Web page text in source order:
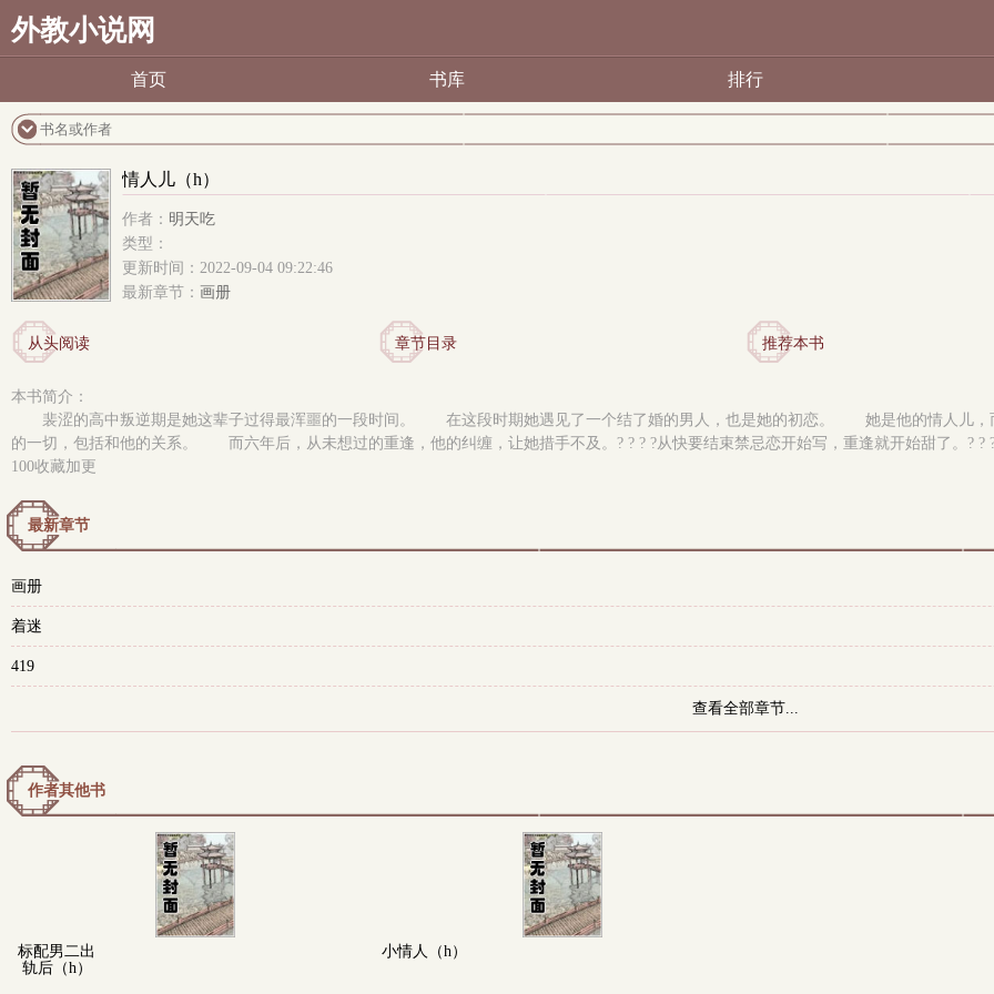
外教小说网
首页 书库 排行
情人儿（h）
作者： 明天吃
类型：
更新时间：2022-09-04 09:22:46
最新章节： 画册
从头阅读 章节目录 推荐本书
本书简介：
裴涩的高中叛逆期是她这辈子过得最浑噩的一段时间。 在这段时期她遇见了一个结了婚的男人，也是她的初恋。 她是他的情人儿
的一切，包括和他的关系。 而六年后，从未想过的重逢，他的纠缠，让她措手不及。? ? ? ?从快要结束禁忌恋开始写，重逢就开始甜了。? ?
100收藏加更
最新章节
画册
着迷
419
查看全部章节...
作者其他书
标配男二出
轨后（h）
小情人（h）